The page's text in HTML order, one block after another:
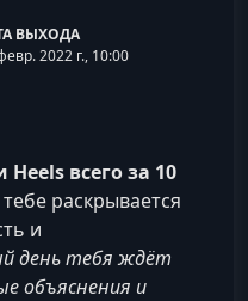
ВЫХОДА
2022 г., 10:00
всего за 10
раскрывается
и
день тебя ждёт
объяснения и